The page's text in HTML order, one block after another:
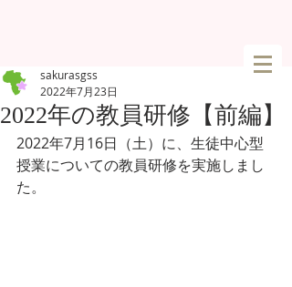
2022年の教員研修【前編】
sakurasgss
2022年7月23日
2022年7月16日（土）に、生徒中心型
授業についての教員研修を実施しまし
た。